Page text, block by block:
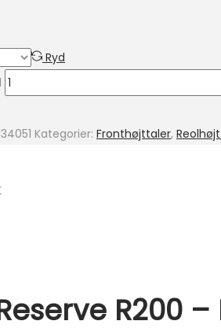
Ryd
Kategorier: Fronthøjttaler,
R200